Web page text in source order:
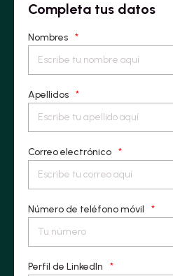
Completa tus datos
Nombres *
Apellidos *
Correo electrónico *
Número de teléfono móvil *
Perfil de LinkedIn *